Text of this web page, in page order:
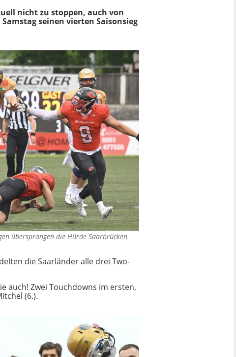
nicht zu stoppen, auch von
seinen vierten Saisonsieg
übersprangen die Hürde Saarbrücken
die Saarländer alle drei Two-
auch! Zwei Touchdowns im ersten,
(6.).